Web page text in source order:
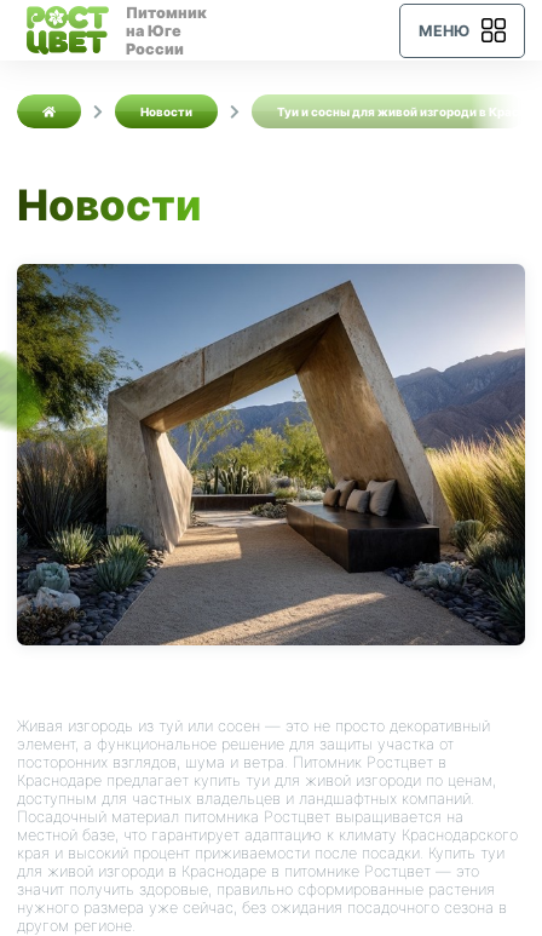
Питомник
на Юге
России
МЕНЮ
Новости Туи и сосны для живой изгороди в
Новости
Живая изгородь из туй или сосен — это не просто декоративный
элемент, а функциональное решение для защиты участка от
посторонних взглядов, шума и ветра. Питомник Ростцвет в
Краснодаре предлагает купить туи для живой изгороди по ценам,
доступным для частных владельцев и ландшафтных компаний.
Посадочный материал питомника Ростцвет выращивается на
местной базе, что гарантирует адаптацию к климату Краснодарского
края и высокий процент приживаемости после посадки. Купить туи
для живой изгороди в Краснодаре в питомнике Ростцвет — это
значит получить здоровые, правильно сформированные растения
нужного размера уже сейчас, без ожидания посадочного сезона в
другом регионе.